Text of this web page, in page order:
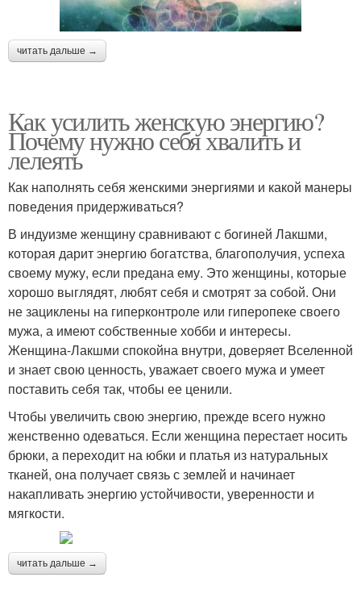
читать дальше →
Как усилить женскую энергию?
Почему нужно себя хвалить и
лелеять
Как наполнять себя женскими энергиями и какой манеры
поведения придерживаться?
В индуизме женщину сравнивают с богиней Лакшми,
которая дарит энергию богатства, благополучия, успеха
своему мужу, если предана ему. Это женщины, которые
хорошо выглядят, любят себя и смотрят за собой. Они
не зациклены на гиперконтроле или гиперопеке своего
мужа, а имеют собственные хобби и интересы.
Женщина-Лакшми спокойна внутри, доверяет Вселенной
и знает свою ценность, уважает своего мужа и умеет
поставить себя так, чтобы ее ценили.
Чтобы увеличить свою энергию, прежде всего нужно
женственно одеваться. Если женщина перестает носить
брюки, а переходит на юбки и платья из натуральных
тканей, она получает связь с землей и начинает
накапливать энергию устойчивости, уверенности и
мягкости.
читать дальше →